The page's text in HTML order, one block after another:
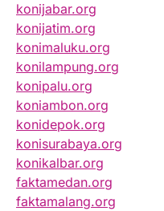
konijabar.org
konijatim.org
konimaluku.org
konilampung.org
konipalu.org
koniambon.org
konidepok.org
konisurabaya.org
konikalbar.org
faktamedan.org
faktamalang.org